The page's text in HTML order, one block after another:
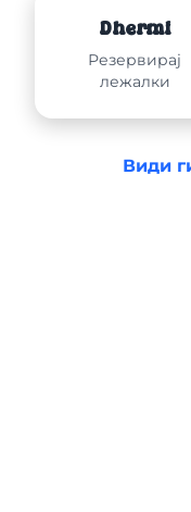
Dhërmi
Резервирај
лежалки
Види